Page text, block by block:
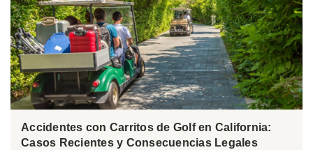
Accidentes con Carritos de Golf en California:
Casos Recientes y Consecuencias Legales